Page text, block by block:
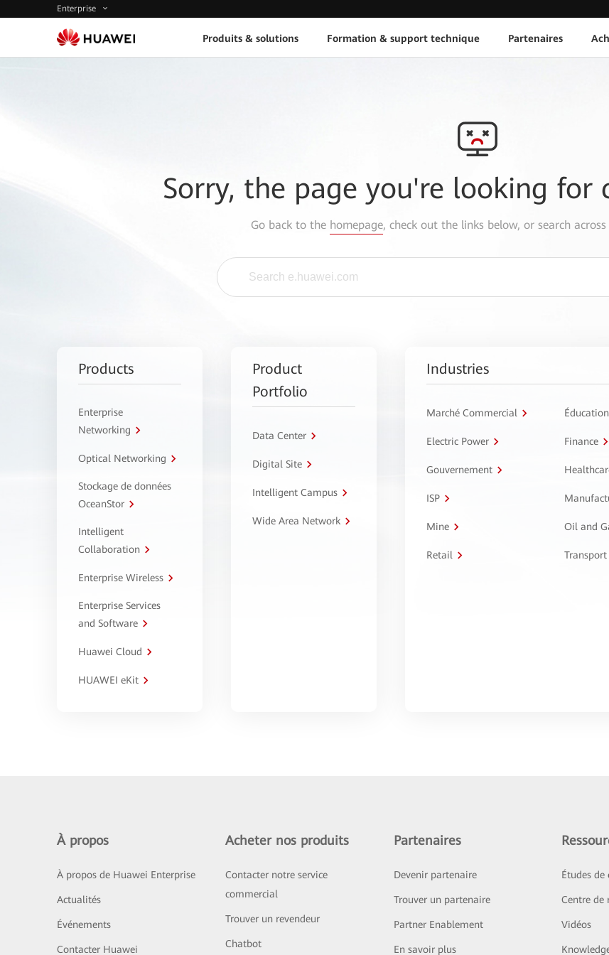
Enterprise
Produits & solutions Formation & support technique Partenaires
Sorry, the page you're looking for
Go back to the homepage, check out the links below, or search
Products
Enterprise
Networking
Optical Networking
Stockage de données
OceanStor
Intelligent
Collaboration
Enterprise Wireless
Enterprise Services
and Software
Huawei Cloud
HUAWEI eKit
Product
Portfolio
Data Center
Digital Site
Intelligent Campus
Wide Area Network
Industries
Marché Commercial Éducation
Electric Power Finance
Gouvernement
ISP
Mine Oil and
Retail Transport
À propos
À propos de Huawei Enterprise
Actualités
Événements
Contacter Huawei
Acheter nos produits
Contacter notre service
commercial
Trouver un revendeur
Chatbot
Partenaires
Devenir partenaire
Trouver un partenaire
Partner Enablement
En savoir plus
Études de
Centre de
Vidéos